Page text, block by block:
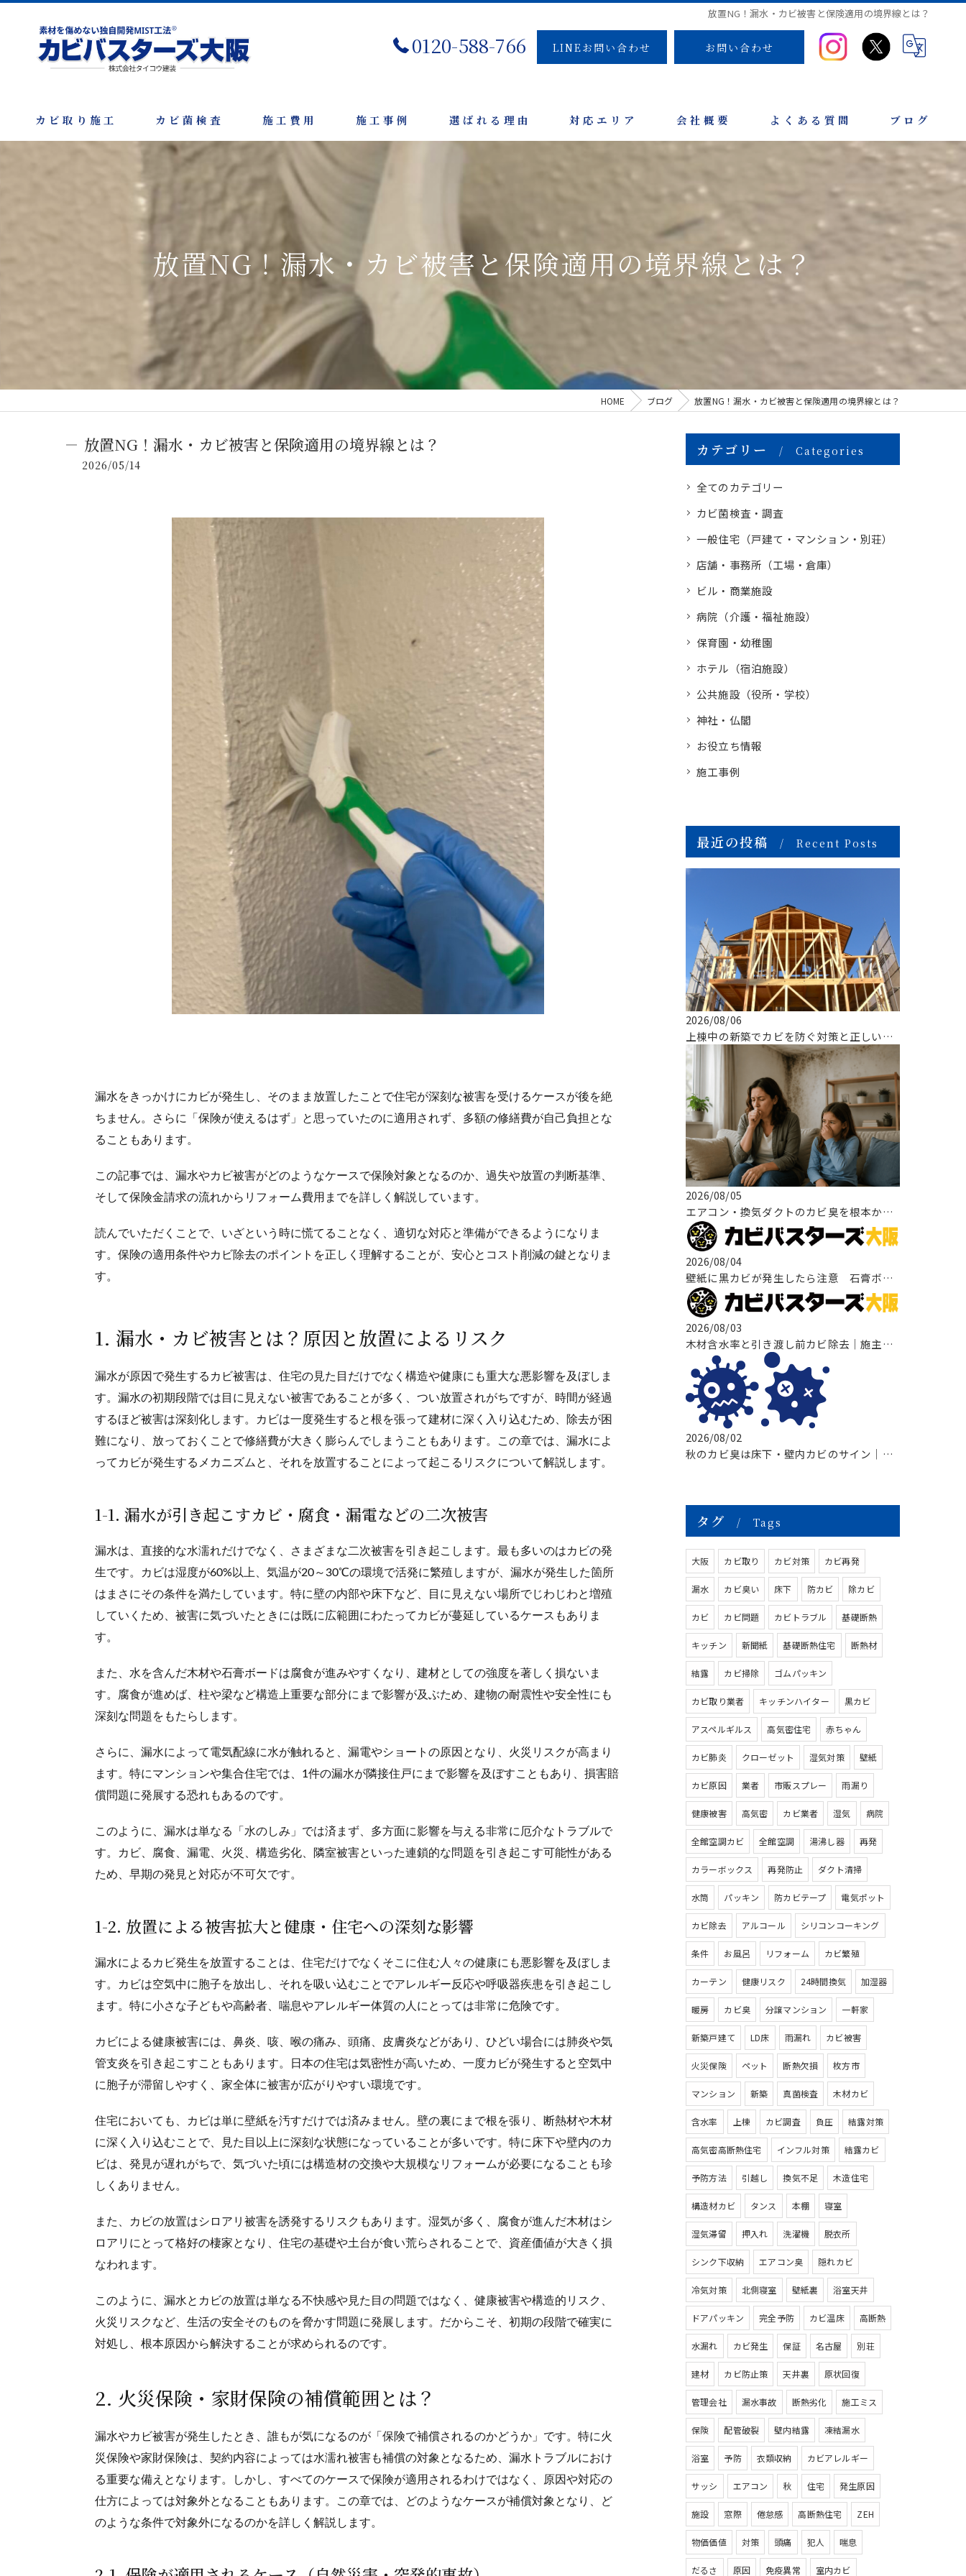
放置NG！漏水・カビ被害と保険適用の境界線とは？
0120-588-766 LINEお問い合わせ お問い合わせ
カビ取り施工 カビ菌検査 施工費用 施工事例 選ばれる理由 対応エリア 会社概要 よくある質問 ブログ
放置NG！漏水・カビ被害と保険適用の境界線とは？
HOME ブログ 放置NG！漏水・カビ被害と保険適用の境界線とは？
放置NG！漏水・カビ被害と保険適用の境界線とは？
2026/05/14
漏水をきっかけにカビが発生し、そのまま放置したことで住宅が深刻な被害を受けるケースが後を絶
ちません。さらに「保険が使えるはず」と思っていたのに適用されず、多額の修繕費が自己負担とな
ることもあります。
この記事では、漏水やカビ被害がどのようなケースで保険対象となるのか、過失や放置の判断基準、
そして保険金請求の流れからリフォーム費用までを詳しく解説しています。
読んでいただくことで、いざという時に慌てることなく、適切な対応と準備ができるようになりま
す。保険の適用条件やカビ除去のポイントを正しく理解することが、安心とコスト削減の鍵となりま
す。
1. 漏水・カビ被害とは？原因と放置によるリスク
漏水が原因で発生するカビ被害は、住宅の見た目だけでなく構造や健康にも重大な悪影響を及ぼしま
す。漏水の初期段階では目に見えない被害であることが多く、つい放置されがちですが、時間が経過
するほど被害は深刻化します。カビは一度発生すると根を張って建材に深く入り込むため、除去が困
難になり、放っておくことで修繕費が大きく膨らんでしまうこともあります。この章では、漏水によ
ってカビが発生するメカニズムと、それを放置することによって起こるリスクについて解説します。
1-1. 漏水が引き起こすカビ・腐食・漏電などの二次被害
漏水は、直接的な水濡れだけでなく、さまざまな二次被害を引き起こします。最も多いのはカビの発
生です。カビは湿度が60%以上、気温が20～30℃の環境で活発に繁殖しますが、漏水が発生した箇所
はまさにその条件を満たしています。特に壁の内部や床下など、目に見えない場所でじわじわと増殖
していくため、被害に気づいたときには既に広範囲にわたってカビが蔓延しているケースもありま
す。
また、水を含んだ木材や石膏ボードは腐食が進みやすくなり、建材としての強度を著しく損ないま
す。腐食が進めば、柱や梁など構造上重要な部分にまで影響が及ぶため、建物の耐震性や安全性にも
深刻な問題をもたらします。
さらに、漏水によって電気配線に水が触れると、漏電やショートの原因となり、火災リスクが高まり
ます。特にマンションや集合住宅では、1件の漏水が隣接住戸にまで影響を及ぼすこともあり、損害賠
償問題に発展する恐れもあるのです。
このように、漏水は単なる「水のしみ」では済まず、多方面に影響を与える非常に厄介なトラブルで
す。カビ、腐食、漏電、火災、構造劣化、隣室被害といった連鎖的な問題を引き起こす可能性がある
ため、早期の発見と対応が不可欠です。
1-2. 放置による被害拡大と健康・住宅への深刻な影響
漏水によるカビ発生を放置することは、住宅だけでなくそこに住む人々の健康にも悪影響を及ぼしま
す。カビは空気中に胞子を放出し、それを吸い込むことでアレルギー反応や呼吸器疾患を引き起こし
ます。特に小さな子どもや高齢者、喘息やアレルギー体質の人にとっては非常に危険です。
カビによる健康被害には、鼻炎、咳、喉の痛み、頭痛、皮膚炎などがあり、ひどい場合には肺炎や気
管支炎を引き起こすこともあります。日本の住宅は気密性が高いため、一度カビが発生すると空気中
に胞子が滞留しやすく、家全体に被害が広がりやすい環境です。
住宅においても、カビは単に壁紙を汚すだけでは済みません。壁の裏にまで根を張り、断熱材や木材
に深く入り込むことで、見た目以上に深刻な状態になっていることが多いです。特に床下や壁内のカ
ビは、発見が遅れがちで、気づいた頃には構造材の交換や大規模なリフォームが必要になることも珍
しくありません。
また、カビの放置はシロアリ被害を誘発するリスクもあります。湿気が多く、腐食が進んだ木材はシ
ロアリにとって格好の棲家となり、住宅の基礎や土台が食い荒らされることで、資産価値が大きく損
なわれます。
このように、漏水とカビの放置は単なる不快感や見た目の問題ではなく、健康被害や構造的リスク、
火災リスクなど、生活の安全そのものを脅かす問題に発展します。だからこそ、初期の段階で確実に
対処し、根本原因から解決することが求められるのです。
2. 火災保険・家財保険の補償範囲とは？
漏水やカビ被害が発生したとき、誰もが気になるのが「保険で補償されるのかどうか」です。特に火
災保険や家財保険は、契約内容によっては水濡れ被害も補償の対象となるため、漏水トラブルにおけ
る重要な備えとなります。しかし、すべてのケースで保険が適用されるわけではなく、原因や対応の
仕方によっては対象外となることもあります。この章では、どのようなケースが補償対象となり、ど
のような条件で対象外になるのかを詳しく解説します。
カテゴリー Categories
全てのカテゴリー
カビ菌検査・調査
一般住宅（戸建て・マンション・別荘）
店舗・事務所（工場・倉庫）
ビル・商業施設
病院（介護・福祉施設）
保育園・幼稚園
ホテル（宿泊施設）
公共施設（役所・学校）
神社・仏閣
お役立ち情報
施工事例
最近の投稿 Recent Posts
2026/08/06
上棟中の新築でカビを防ぐ対策と正しい対応とは！
2026/08/05
エアコン・換気ダクトのカビ臭を根本から改善する方法
2026/08/04
壁紙に黒カビが発生したら注意 石膏ボードまで広がる原因と正しい改善方法
2026/08/03
木材含水率と引き渡し前カビ除去｜施主検査前に知っておきたい原因・対策・
2026/08/02
秋のカビ臭は床下・壁内カビのサイン｜基礎断熱住宅で増える原因と対策
タグ Tags
大阪 カビ取り カビ対策 カビ再発
漏水 カビ臭い 床下 防カビ 除カビ
カビ カビ問題 カビトラブル 基礎断熱
キッチン 新聞紙 基礎断熱住宅 断熱材
結露 カビ掃除 ゴムパッキン
カビ取り業者 キッチンハイター 黒カビ
アスペルギルス 高気密住宅 赤ちゃん
カビ肺炎 クローゼット 湿気対策 壁紙
カビ原因 業者 市販スプレー 雨漏り
健康被害 高気密 カビ業者 湿気 病院
全館空調カビ 全館空調 湯沸し器 再発
カラーボックス 再発防止 ダクト清掃
水筒 パッキン 防カビテープ 電気ポット
カビ除去 アルコール シリコンコーキング
条件 お風呂 リフォーム カビ繁殖
カーテン 健康リスク 24時間換気 加湿器
暖房 カビ臭 分譲マンション 一軒家
新築戸建て LD床 雨漏れ カビ被害
火災保険 ペット 断熱欠損 枚方市
マンション 新築 真菌検査 木材カビ
含水率 上棟 カビ調査 負圧 結露対策
高気密高断熱住宅 インフル対策 結露カビ
予防方法 引越し 換気不足 木造住宅
構造材カビ タンス 本棚 寝室
湿気滞留 押入れ 洗濯機 脱衣所
シンク下収納 エアコン臭 隠れカビ
冷気対策 北側寝室 壁紙裏 浴室天井
ドアパッキン 完全予防 カビ温床 高断熱
水漏れ カビ発生 保証 名古屋 別荘
建材 カビ防止策 天井裏 原状回復
管理会社 漏水事故 断熱劣化 施工ミス
保険 配管破裂 壁内結露 凍結漏水
浴室 予防 衣類収納 カビアレルギー
サッシ エアコン 秋 住宅 発生原因
施設 窓際 倦怠感 高断熱住宅 ZEH
物価価値 対策 頭痛 犯人 喘息
だるさ 原因 免疫異常 室内カビ